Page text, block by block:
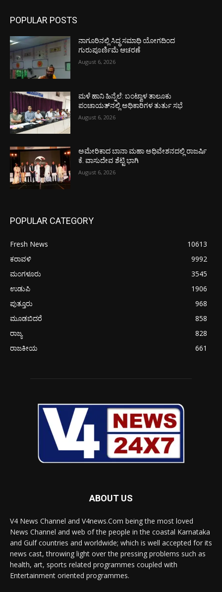
POPULAR POSTS
ನಾಗೂರಿನಲ್ಲಿ ಸಿದ್ಧ ಸಮಾಧಿ ಯೋಗದಿಂದ
ಗುರುಪೂರ್ಣಿಮೆ ಆಚರಣೆ
August 6, 2026
ಮಳೆ ಹಾನಿ ಹಿನ್ನೆಲೆ: ಬಂಟ್ವಾಳ ತಾಲೂಕು
ಪಂಚಾಯತ್‌ನಲ್ಲಿ ಅಧಿಕಾರಿಗಳ ತುರ್ತು ಸಭೆ
August 6, 2026
ಅಮೇರಿಕಾದ ಬಾನಾ ಮಹಾ ಅಧಿವೇಶನದಲ್ಲಿ ರಾಜರ್ಷಿ
ಕೆ. ವಾಸುದೇವ ಶೆಟ್ಟಿ ಭಾಗಿ
August 6, 2026
POPULAR CATEGORY
Fresh News
10613
ಕರಾವಳಿ
9992
ಮಂಗಳೂರು
3545
ಉಡುಪಿ
1906
ಪುತ್ತೂರು
968
ಮೂಡಬಿದರೆ
858
ರಾಜ್ಯ
828
ರಾಜಕೀಯ
661
ABOUT US
V4 News Channel and V4news.Com being the most loved
News Channel and web of the people in the coastal Karnataka
and Gulf countries and worldwide; which is well accepted for its
news cast, throwing light over the pressing problems such as
health, art, sports related programmes coupled with
Entertainment oriented programmes.